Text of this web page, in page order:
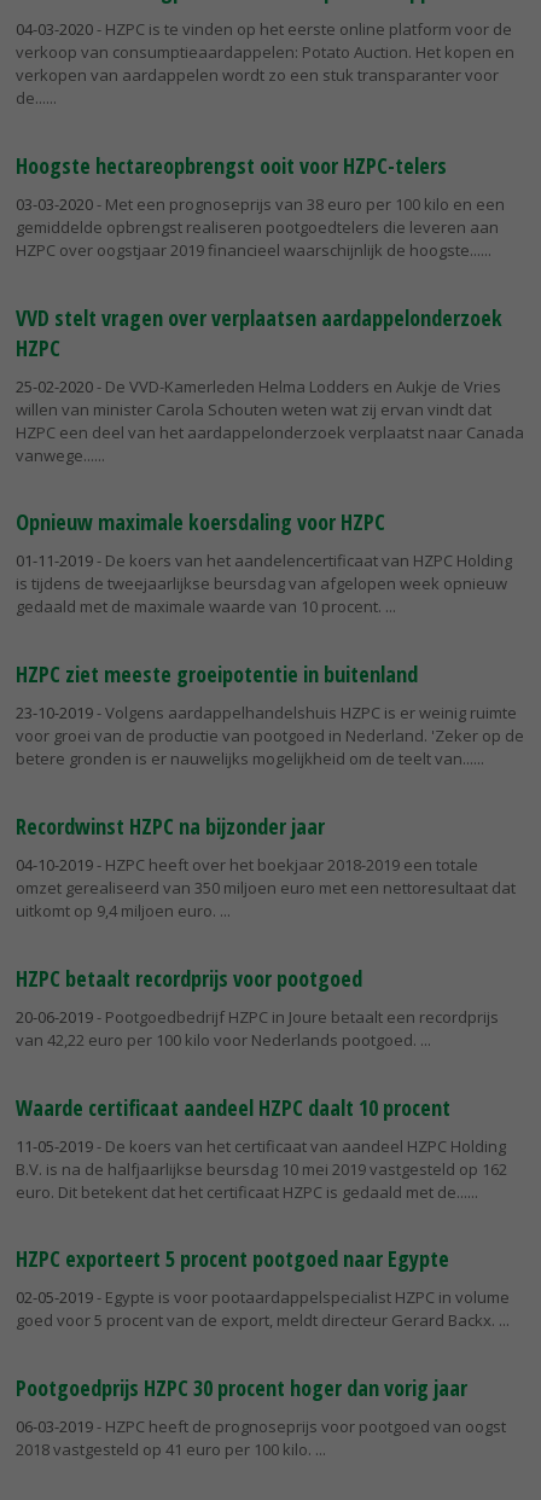
04-03-2020- HZPC is te vinden op het eerste online platform voor de
verkoop van consumptieaardappelen: Potato Auction. Het kopen en
verkopen van aardappelen wordt zo een stuk transparanter voor
de...
Hoogste hectareopbrengst ooit voor HZPC-telers
03-03-2020- Met een prognoseprijs van 38 euro per 100 kilo en een
gemiddelde opbrengst realiseren pootgoedtelers die leveren aan
HZPC over oogstjaar 2019 financieel waarschijnlijk de hoogste...
VVD stelt vragen over verplaatsen aardappelonderzoek
HZPC
25-02-2020- De VVD-Kamerleden Helma Lodders en Aukje de Vries
willen van minister Carola Schouten weten wat zij ervan vindt dat
HZPC een deel van het aardappelonderzoek verplaatst naar Canada
vanwege...
Opnieuw maximale koersdaling voor HZPC
01-11-2019- De koers van het aandelencertificaat van HZPC Holding
is tijdens de tweejaarlijkse beursdag van afgelopen week opnieuw
gedaald met de maximale waarde van 10 procent.
HZPC ziet meeste groeipotentie in buitenland
23-10-2019- Volgens aardappelhandelshuis HZPC is er weinig ruimte
voor groei van de productie van pootgoed in Nederland. 'Zeker op de
betere gronden is er nauwelijks mogelijkheid om de teelt van...
Recordwinst HZPC na bijzonder jaar
04-10-2019- HZPC heeft over het boekjaar 2018-2019 een totale
omzet gerealiseerd van 350 miljoen euro met een nettoresultaat dat
uitkomt op 9,4 miljoen euro.
HZPC betaalt recordprijs voor pootgoed
20-06-2019- Pootgoedbedrijf HZPC in Joure betaalt een recordprijs
van 42,22 euro per 100 kilo voor Nederlands pootgoed.
Waarde certificaat aandeel HZPC daalt 10 procent
11-05-2019- De koers van het certificaat van aandeel HZPC Holding
B.V. is na de halfjaarlijkse beursdag 10 mei 2019 vastgesteld op 162
euro. Dit betekent dat het certificaat HZPC is gedaald met de...
HZPC exporteert 5 procent pootgoed naar Egypte
02-05-2019- Egypte is voor pootaardappelspecialist HZPC in volume
goed voor 5 procent van de export, meldt directeur Gerard Backx.
Pootgoedprijs HZPC 30 procent hoger dan vorig jaar
06-03-2019- HZPC heeft de prognoseprijs voor pootgoed van oogst
2018 vastgesteld op 41 euro per 100 kilo.